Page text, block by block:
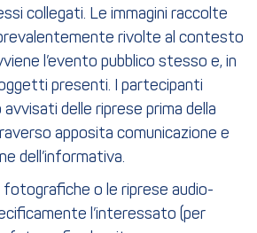
collegati. Le immagini raccolte
rivolte al contesto
l’evento pubblico stesso e, in
presenti. I partecipanti
avvisati delle riprese prima della
apposita comunicazione e
dell’informativa.
fotografiche o le riprese audio-
l’interessato (per